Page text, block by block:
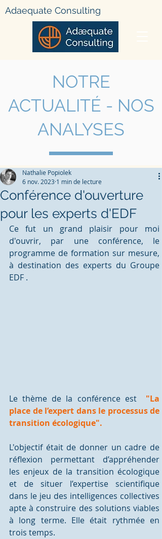
Adaequate Consulting
NOTRE
ACTUALITÉ - NOS
ANALYSES
Conférence d'ouverture
pour les experts d'EDF
Nathalie Popiolek
6 nov. 2023 1 min de lecture
Ce fut un grand plaisir pour moi
d'ouvrir, par une conférence, le
programme de formation sur mesure,
à destination des experts du Groupe
EDF .
Le thème de la conférence est
"La
place de l’expert dans le processus de
transition écologique".
L'objectif était de donner un cadre de
réflexion permettant d’appréhender
les enjeux de la transition écologique
et de situer l’expertise scientifique
dans le jeu des intelligences collectives
apte à construire des solutions viables
à long terme. Elle était rythmée en
trois temps.